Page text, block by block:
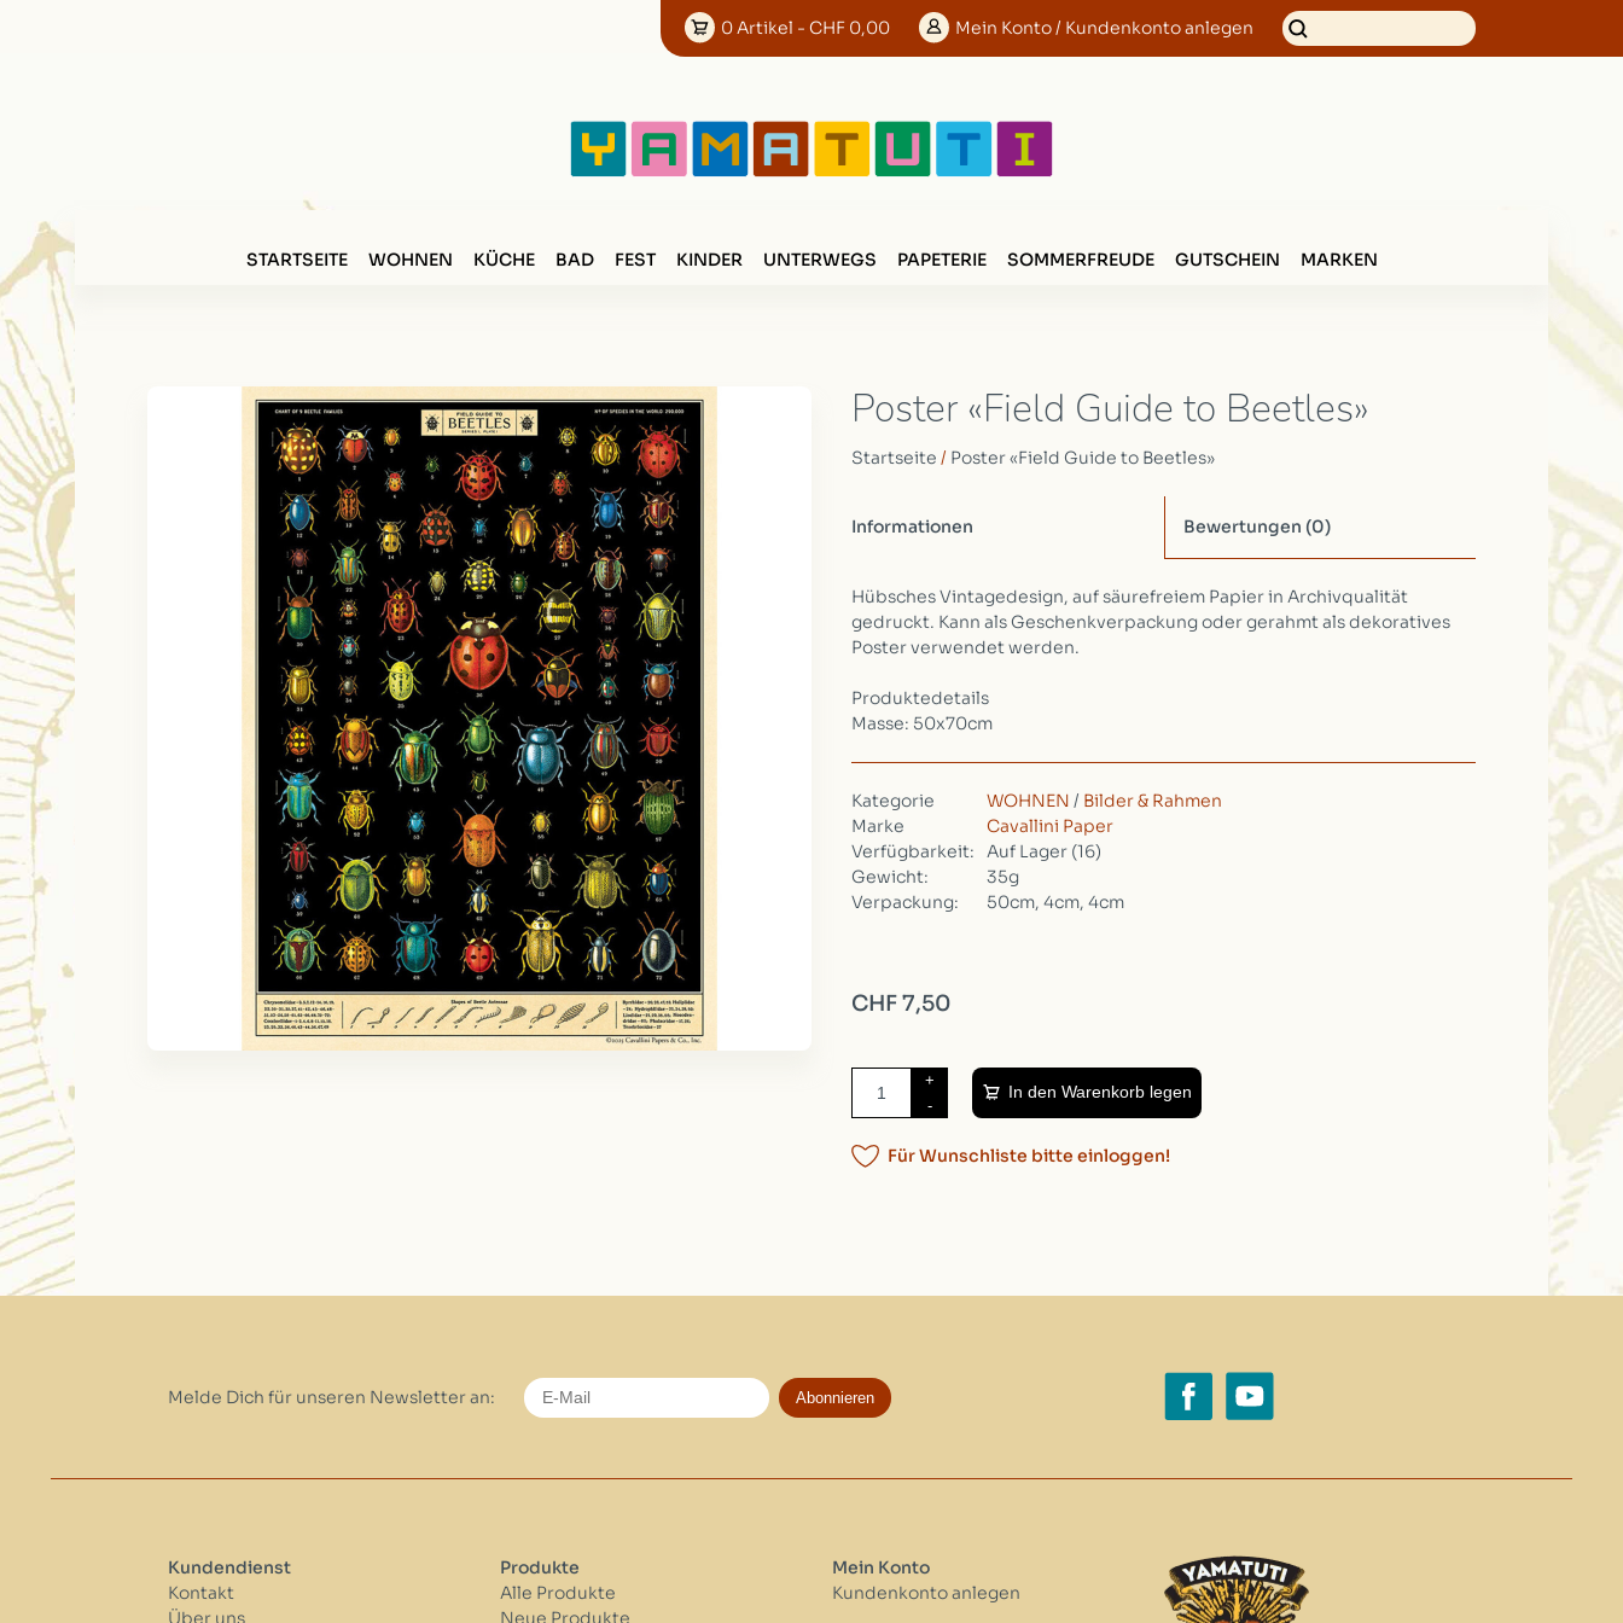
0Artikel - CHF 0,00 Mein Konto/ Kundenkonto anlegen
STARTSEITE WOHNEN KÜCHE BAD FEST KINDER UNTERWEGS PAPETERIE SOMMERFREUDE GUTSCHEIN MARKEN
Poster «Field Guide to Beetles»
Startseite / Poster «Field Guide to Beetles»
Informationen Bewertungen (0)
Hübsches Vintagedesign, auf säurefreiem Papier in Archivqualität
gedruckt. Kann als Geschenkverpackung oder gerahmt als dekoratives
Poster verwendet werden.
Produktedetails
Masse: 50x70cm
Kategorie WOHNEN / Bilder & Rahmen
Marke
Cavallini Paper
Verfügbarkeit:
Auf Lager (16)
Gewicht:
35g
Verpackung:
50cm, 4cm, 4cm
CHF 7,50
+
-
In den Warenkorb legen
Für Wunschliste bitte einloggen!
Melde Dich für unseren Newsletter an: Abonnieren
Kundendienst
Kontakt
Über uns
Produkte
Alle Produkte
Neue Produkte
Mein Konto
Kundenkonto anlegen